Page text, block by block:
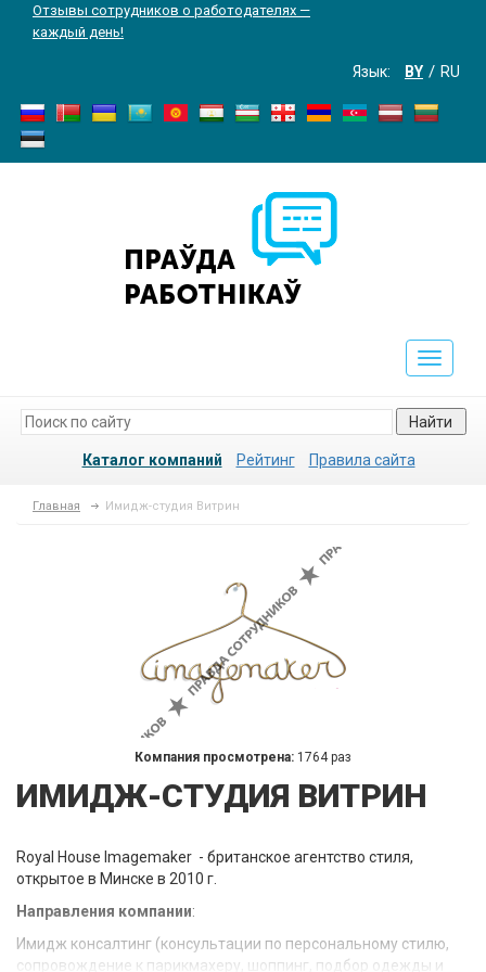
Отзывы сотрудников о работодателях —
каждый день!
Язык: BY RU
Toggle
Найти
Каталог компаний Рейтинг Правила сайта
Главная Имидж-студия Витрин
Компания просмотрена: 1764 раз
ИМИДЖ-СТУДИЯ ВИТРИН
Royal House Imagemaker - британское агентство стиля,
открытое в Минске в 2010 г.
Направления компании:
Имидж консалтинг (консультации по персональному стилю,
сопровождение к парикмахеру, шоппинг, подбор одежды и